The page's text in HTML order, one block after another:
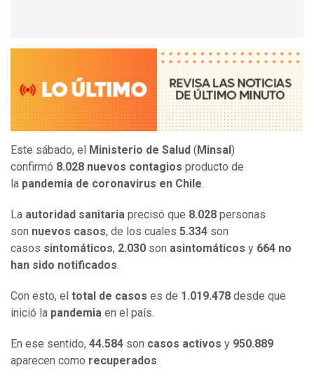
Este sábado, el Ministerio de Salud ( Minsal )
confirmó 8.028 nuevos contagios producto de
la pandemia de coronavirus en Chile.
La autoridad sanitaria precisó que 8.028 personas
son nuevos casos, de los cuales 5.334 son
casos sintomáticos, 2.030 son asintomáticos y 664 no
han sido notificados.
Con esto, el total de casos es de 1.019.478 desde que
inició la pandemia en el país.
En ese sentido, 44.584 son casos activos y 950.889
aparecen como recuperados.